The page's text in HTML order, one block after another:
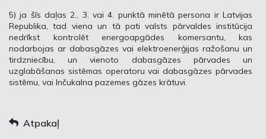
5) ja šīs daļas 2., 3. vai 4. punktā minētā persona ir Latvijas
Republika, tad viena un tā pati valsts pārvaldes institūcija
nedrīkst kontrolēt energoapgādes komersantu, kas
nodarbojas ar dabasgāzes vai elektroenerģijas ražošanu un
tirdzniecību, un vienoto dabasgāzes pārvades un
uzglabāšanas sistēmas operatoru vai dabasgāzes pārvades
sistēmu, vai Inčukalna pazemes gāzes krātuvi.
Atpakaļ